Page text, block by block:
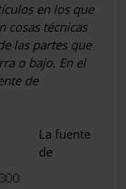
en los que
cosas técnicas
las partes que
o bajo. En el
de
La fuente
de